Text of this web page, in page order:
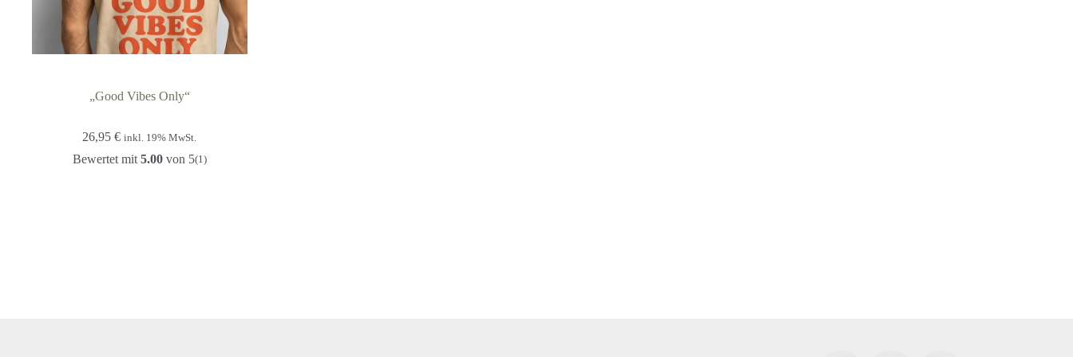
„Good Vibes Only“
26,95€ inkl. 19% MwSt.
Bewertet mit 5.00von 5(1)